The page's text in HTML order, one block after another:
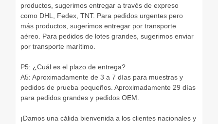
productos, sugerimos entregar a través de expreso
como DHL, Fedex, TNT. Para pedidos urgentes pero
más productos, sugerimos entregar por transporte
aéreo. Para pedidos de lotes grandes, sugerimos enviar
por transporte marítimo.
P5: ¿Cuál es el plazo de entrega?
A5: Aproximadamente de 3 a 7 días para muestras y
pedidos de prueba pequeños. Aproximadamente 29 días
para pedidos grandes y pedidos OEM.
¡Damos una cálida bienvenida a los clientes nacionales y